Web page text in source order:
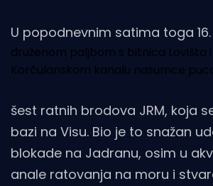
U popodnevnim satima toga
druženom paljbom s bitnica Lovišta
Korčulanskom kanalu nasumce
šest ratnih brodova JRM, koja
bazi na Visu. Bio je to snažan
blokade na Jadranu, osim u
anale ratovanja na moru i